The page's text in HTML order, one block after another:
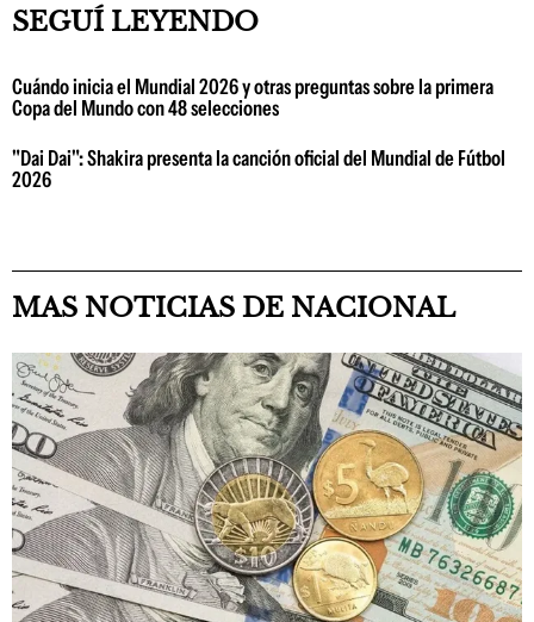
SEGUÍ LEYENDO
Cuándo inicia el Mundial 2026 y otras preguntas sobre la primera
Copa del Mundo con 48 selecciones
"Dai Dai": Shakira presenta la canción oficial del Mundial de Fútbol
2026
MAS NOTICIAS DE NACIONAL